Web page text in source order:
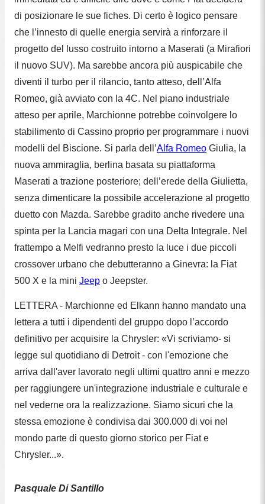
di posizionare le sue fiches. Di certo è logico pensare
che l’innesto di quelle energia servirà a rinforzare il
progetto del lusso costruito intorno a Maserati (a Mirafiori
il nuovo SUV). Ma sarebbe ancora più auspicabile che
diventi il turbo per il rilancio, tanto atteso, dell’Alfa
Romeo, già avviato con la 4C. Nel piano industriale
atteso per aprile, Marchionne potrebbe coinvolgere lo
stabilimento di Cassino proprio per programmare i nuovi
modelli del Biscione. Si parla dell’Alfa Romeo Giulia, la
nuova ammiraglia, berlina basata su piattaforma
Maserati a trazione posteriore; dell’erede della Giulietta,
senza dimenticare la possibile accelerazione al progetto
duetto con Mazda. Sarebbe gradito anche rivedere una
spinta per la Lancia magari con una Delta Integrale. Nel
frattempo a Melfi vedranno presto la luce i due piccoli
crossover urbano che debutteranno a Ginevra: la Fiat
500 X e la mini Jeep o Jeepster.
LETTERA - Marchionne ed Elkann hanno mandato una
lettera a tutti i dipendenti del gruppo dopo l’accordo
definitivo per acquisire la Chrysler: «Vi scriviamo- si
legge sul quotidiano di Detroit - con l'emozione che
arriva dall'aver lavorato negli ultimi quattro anni e mezzo
per raggiungere un'integrazione industriale e culturale e
nel vederne ora la realizzazione. Siamo sicuri che la
stessa emozione è condivisa dai 300.000 di voi nel
mondo parte di questo giorno storico per Fiat e
Chrysler...».
Pasquale Di Santillo